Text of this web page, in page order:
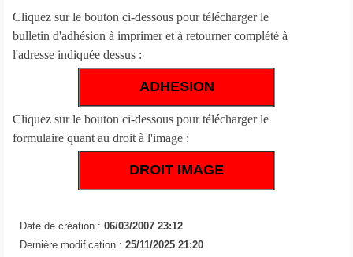
Cliquez sur le bouton ci-dessous pour télécharger le
bulletin d'adhésion à imprimer et à retourner complété à
l'adresse indiquée dessus :
ADHESION
Cliquez sur le bouton ci-dessous pour télécharger le
formulaire quant au droit à l'image :
DROIT IMAGE
Date de création : 06/03/2007 23:12
Dernière modification : 25/11/2025 21:20